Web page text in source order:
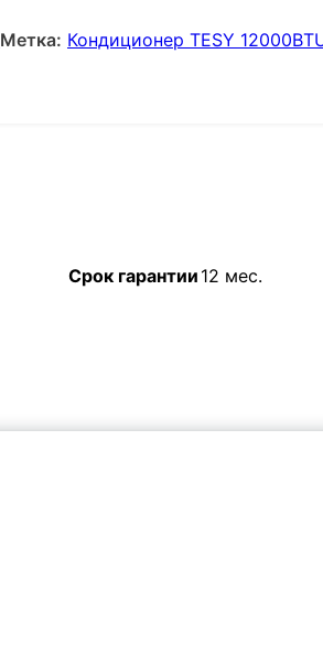
Метка: Кондиционер TESY
Срок гарантии 12 мес.